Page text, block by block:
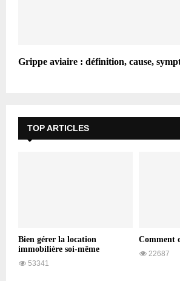
Grippe aviaire : définition, cause,
TOP ARTICLES
Bien gérer la location
immobilière soi-même
53341
Comment
22687